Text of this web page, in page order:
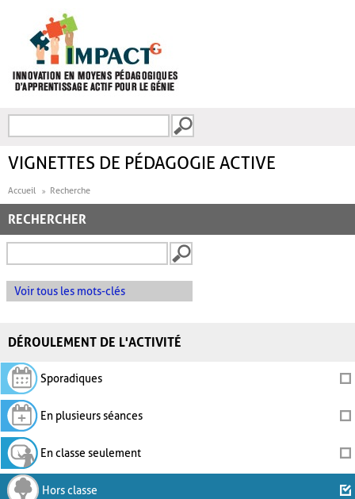
FORMULAIRE DE
VIGNETTES DE PÉDAGOGIE ACTIVE
Accueil Recherche
RECHERCHER
Voir tous les mots-clés
DÉROULEMENT DE L'ACTIVITÉ
Sporadiques
En plusieurs séances
En classe seulement
Hors classe